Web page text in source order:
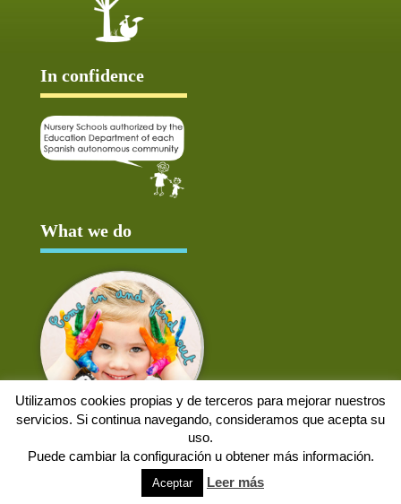
In confidence
What we do
Utilizamos cookies propias y de terceros para mejorar nuestros
servicios. Si continua navegando, consideramos que acepta su
uso.
Puede cambiar la configuración u obtener más información.
Aceptar Leer más
Aviso Legal Política de cookies Protección de datos Solicitud de baja